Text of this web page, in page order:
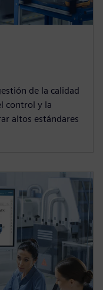
de la calidad
control y la
altos estándares